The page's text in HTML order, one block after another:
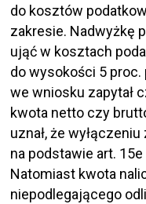
do kosztów
zakresie. Nadwyżkę
ująć w kosztach
do wysokości 5 proc.
we wniosku zapytał
kwota netto czy
uznał, że
na podstawie art.
Natomiast kwota
niepodlegającego